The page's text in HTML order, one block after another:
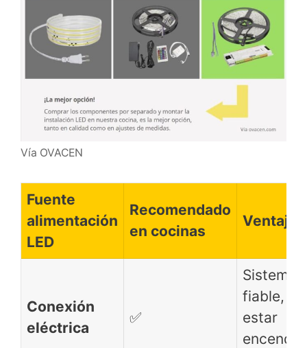
Vía OVACEN
Fuente
alimentación
LED
Recomendado
en cocinas
Ventajas
Conexión
eléctrica
✅
Sistema
fiable,
estar